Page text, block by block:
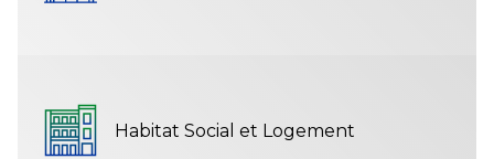
Habitat Social et Logement